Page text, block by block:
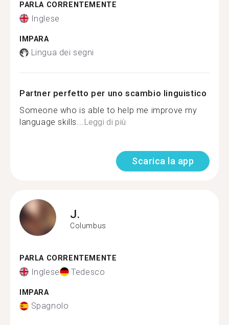
PARLA CORRENTEMENTE
Inglese
IMPARA
Lingua dei segni
Partner perfetto per uno scambio linguistico
Someone who is able to help me improve my
language skills...Leggi di più
Scarica la app
J.
Columbus
PARLA CORRENTEMENTE
Inglese Tedesco
IMPARA
Spagnolo